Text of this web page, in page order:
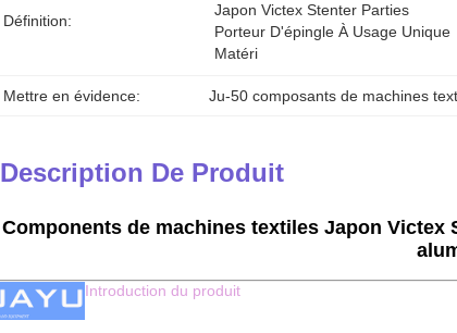
Définition:
Japon Victex Stenter Parties
Porteur D'épingle À Usage Unique
Matéri
Mettre en évidence: Ju-50 composants de machines
Description De Produit
Components de machines textiles Japon Victex
Introduction du produit